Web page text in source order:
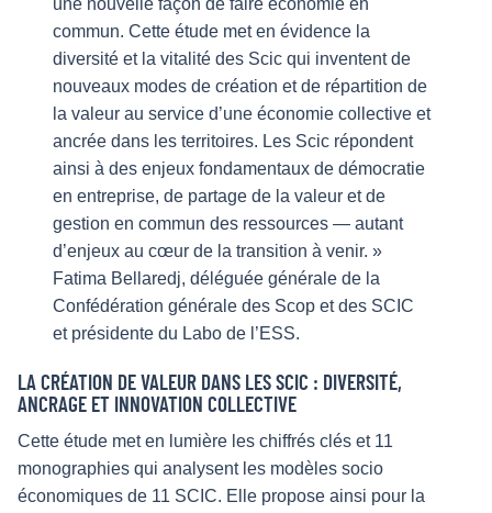
une nouvelle façon de faire économie en
commun. Cette étude met en évidence la
diversité et la vitalité des Scic qui inventent de
nouveaux modes de création et de répartition de
la valeur au service d’une économie collective et
ancrée dans les territoires. Les Scic répondent
ainsi à des enjeux fondamentaux de démocratie
en entreprise, de partage de la valeur et de
gestion en commun des ressources — autant
d’enjeux au cœur de la transition à venir. »
Fatima Bellaredj, déléguée générale de la
Confédération générale des Scop et des SCIC
et présidente du Labo de l’ESS.
LA CRÉATION DE VALEUR DANS LES SCIC : DIVERSITÉ,
ANCRAGE ET INNOVATION COLLECTIVE
Cette étude met en lumière les chiffrés clés et 11
monographies qui analysent les modèles socio
économiques de 11 SCIC. Elle propose ainsi pour la